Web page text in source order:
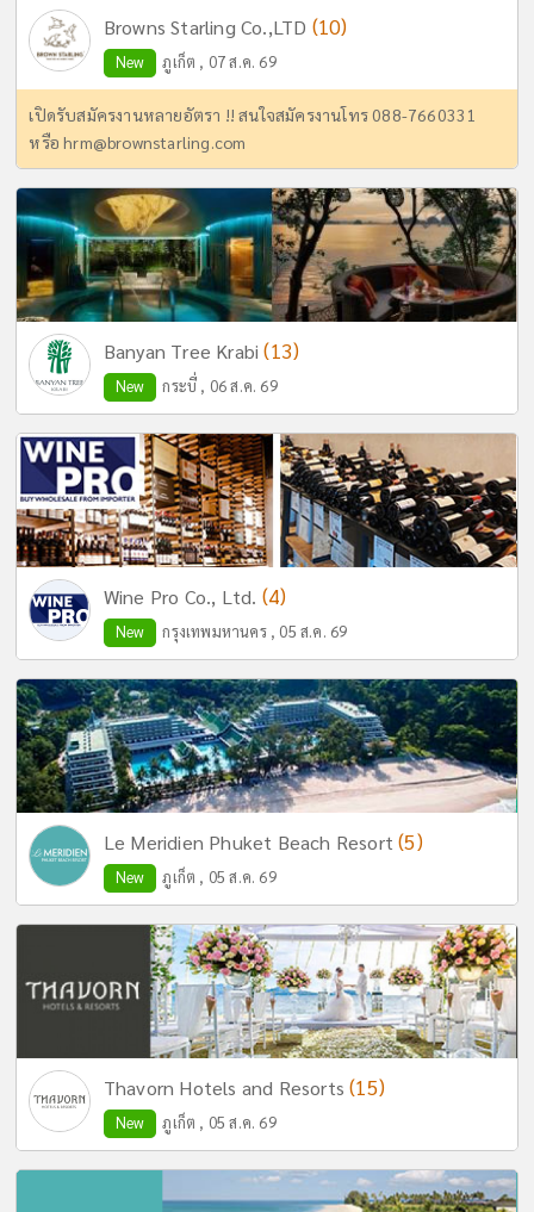
Browns Starling Co.,LTD (10)
New ภูเก็ต , 07 ส.ค. 69
เปิดรับสมัครงานหลายอัตรา !! สนใจสมัครงานโทร 088-7660331
หรือhrm@brownstarling.com
Banyan Tree Krabi(13)
New กระบี่ , 06 ส.ค. 69
Wine Pro Co., Ltd. (4)
New กรุงเทพมหานคร , 05 ส.ค. 69
Le Meridien Phuket Beach Resort(5)
New ภูเก็ต , 05 ส.ค. 69
Thavorn Hotels and Resorts(15)
New ภูเก็ต , 05 ส.ค. 69